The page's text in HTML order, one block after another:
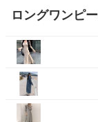
ロングワンピ